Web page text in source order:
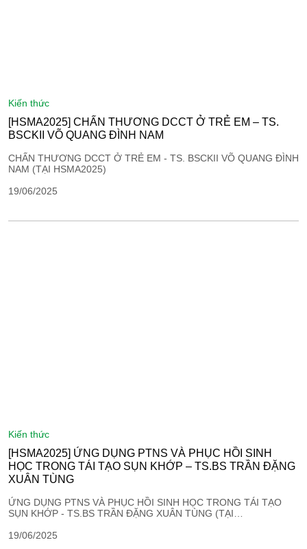
kiến thức
[HSMA2025] CHẤN THƯƠNG DCCT Ở TRẺ EM – TS.
BSCKII VÕ QUANG ĐÌNH NAM
CHẤN THƯƠNG DCCT Ở TRẺ EM - TS. BSCKII VÕ QUANG ĐÌNH
NAM (TẠI HSMA2025)
19/06/2025
kiến thức
[HSMA2025] ỨNG DỤNG PTNS VÀ PHỤC HỒI SINH
HỌC TRONG TÁI TẠO SỤN KHỚP – TS.BS TRẦN ĐẶNG
XUÂN TÙNG
ỨNG DỤNG PTNS VÀ PHỤC HỒI SINH HỌC TRONG TÁI TẠO
SỤN KHỚP - TS.BS TRẦN ĐẶNG XUÂN TÙNG (TẠI…
19/06/2025